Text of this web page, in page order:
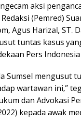
aksi
(Pemred)
Agus Harizal, ST.
tuntas kasus
Pers
Sumsel mengusut
wartawan ini,”
dan Advokasi
kepada awak